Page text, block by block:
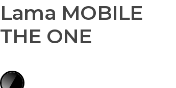
Lama MOBILE
THE ONE